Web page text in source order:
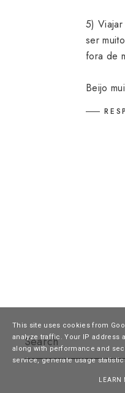
5)
ser
fora de
Beijo
This site uses cookies from
analyze traffic. Your IP address
along with performance and
service, generate usage
LEARN